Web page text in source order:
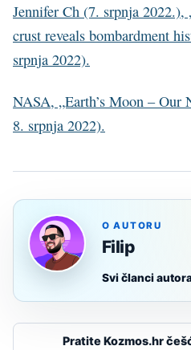
Jennifer Ch (7. srpnja 2022.),
crust reveals bombardment
srpnja 2022).
NASA, „Earth’s Moon – Our
8. srpnja 2022).
O AUTORU
Filip
Svi članci
Pratite Kozmos.hr